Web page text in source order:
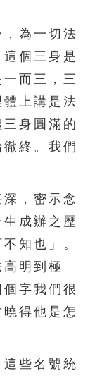
為一切法
個三身是
而三，三
上講是法
身圓滿的
終。我們
，密示念
成辦之歷
知也」。
明到極
字我們很
得他是怎
些名號統